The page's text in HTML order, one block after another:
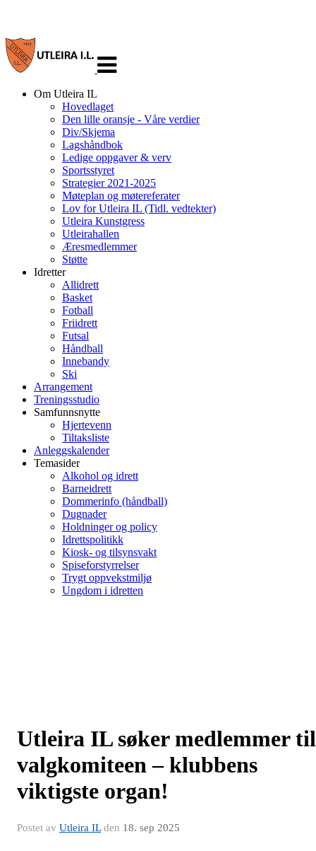
navigasjon
Om Utleira IL
Hovedlaget
Den lille oransje - Våre verdier
Div/Skjema
Lagshåndbok
Ledige oppgaver & verv
Sportsstyret
Strategier 2021-2025
Møteplan og møtereferater
Lov for Utleira IL (Tidl. vedtekter)
Utleira Kunstgress
Utleirahallen
Æresmedlemmer
Støtte
Idretter
Allidrett
Basket
Fotball
Friidrett
Futsal
Håndball
Innebandy
Ski
Arrangement
Treningsstudio
Samfunnsnytte
Hjertevenn
Tiltaksliste
Anleggskalender
Temasider
Alkohol og idrett
Barneidrett
Dommerinfo (håndball)
Dugnader
Holdninger og policy
Idrettspolitikk
Kiosk- og tilsynsvakt
Spiseforstyrrelser
Trygt oppvekstmiljø
Ungdom i idretten
Utleira IL søker medlemmer til
valgkomiteen – klubbens
viktigste organ!
Postet av Utleira ILden 18. sep 2025